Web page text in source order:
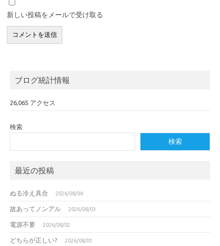
新しい投稿をメールで受け取る
ブログ統計情報
26,065 アクセス
検索
検索
最近の投稿
ぬる冷え具合 2026/08/04
故あってノンアル 2026/08/03
電源不要 2026/08/02
どちらが正しい? 2026/08/01